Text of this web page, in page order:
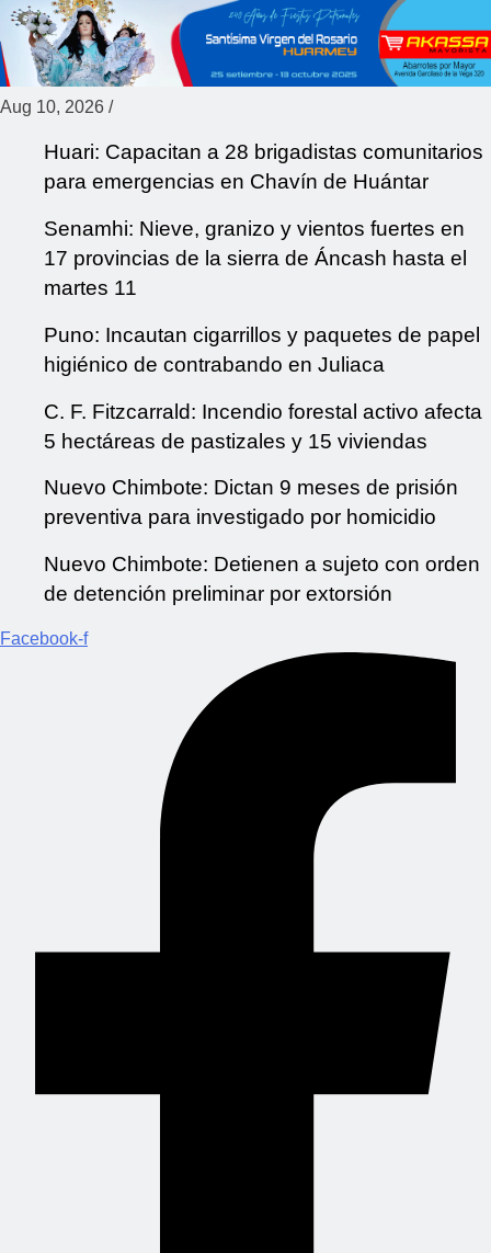
Aug 10, 2026 /
Huari: Capacitan a 28 brigadistas comunitarios
para emergencias en Chavín de Huántar
Senamhi: Nieve, granizo y vientos fuertes en
17 provincias de la sierra de Áncash hasta el
martes 11
Puno: Incautan cigarrillos y paquetes de papel
higiénico de contrabando en Juliaca
C. F. Fitzcarrald: Incendio forestal activo afecta
5 hectáreas de pastizales y 15 viviendas
Nuevo Chimbote: Dictan 9 meses de prisión
preventiva para investigado por homicidio
Nuevo Chimbote: Detienen a sujeto con orden
de detención preliminar por extorsión
Facebook-f